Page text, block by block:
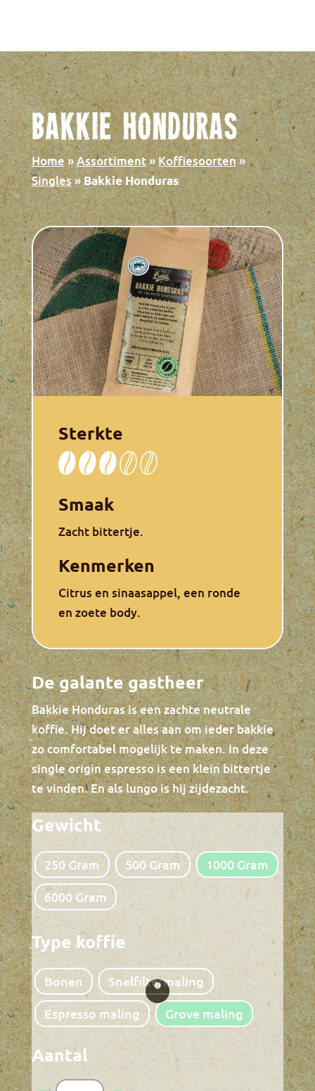
Bakkie Honduras
Home»Assortiment»Koffiesoorten»
Singles»Bakkie Honduras
Sterkte
Smaak
Zacht bittertje.
Kenmerken
Citrus en sinaasappel, een ronde
en zoete body.
De galante gastheer
Bakkie Honduras is een zachte neutrale
koffie. Hij doet er alles aan om ieder bakkie
zo comfortabel mogelijk te maken. In deze
single origin espresso is een klein bittertje
te vinden. En als lungo is hij zijdezacht.
Gewicht
250 Gram 500 Gram
1000 Gram
6000 Gram
Type koffie
Bonen
Snelfiltermaling
Espresso maling
Grove maling
Bakkie
+ TOEVOEGEN
Decollethee –
verfijnde smaak
€4,99